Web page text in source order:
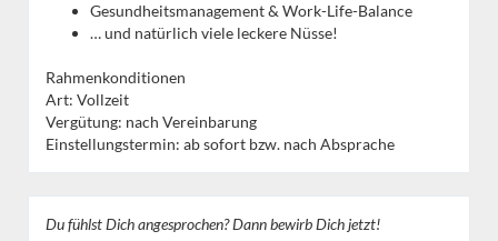
Gesundheitsmanagement & Work-Life-Balance
… und natürlich viele leckere Nüsse!
Rahmenkonditionen
Art: Vollzeit
Vergütung: nach Vereinbarung
Einstellungstermin: ab sofort bzw. nach Absprache
Du fühlst Dich angesprochen? Dann bewirb Dich jetzt!